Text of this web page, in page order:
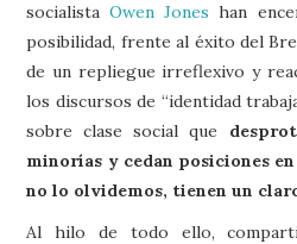
socialistaOwen Jones han
posibilidad, frente al éxito del
de un repliegue irreflexivo y
los discursos de “identidad
sobre clase social que
minorías y cedan posiciones
no lo olvidemos, tienen un
Al hilo de todo ello,